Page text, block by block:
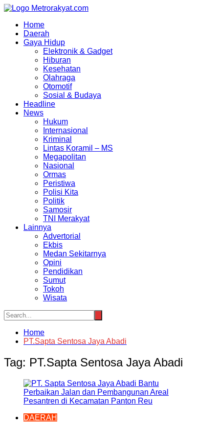
Skip
contentHome
Daerah
Gaya Hidup
Elektronik & Gadget
Hiburan
Kesehatan
Olahraga
Otomotif
Sosial & Budaya
Headline
News
Hukum
Internasional
Kriminal
Lintas Koramil – MS
Megapolitan
Nasional
Ormas
Peristiwa
Polisi Kita
Politik
Samosir
TNI Merakyat
Lainnya
Advertorial
Ekbis
Medan Sekitarnya
Opini
Pendidikan
Sumut
Tokoh
Wisata
Home
PT.Sapta Sentosa Jaya Abadi
Tag: PT.Sapta Sentosa Jaya Abadi
DAERAH